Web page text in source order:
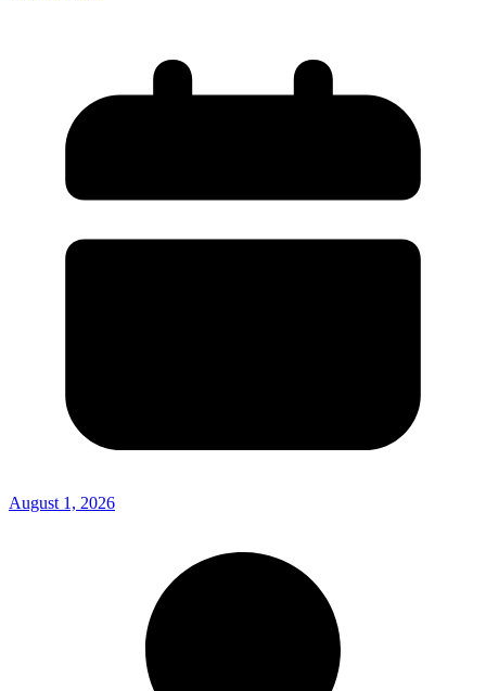
August 1, 2026